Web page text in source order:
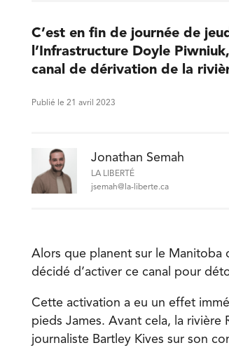
C’est en fin de journée de
l’Infrastructure Doyle
canal de dérivation de la
Publié le 21 avril 2023
Jonathan Semah
LA LIBERTÉ
jsemah@la-liberte.ca
Alors que planent sur le Manitoba
décidé d’activer ce canal pour
Cette activation a eu un effet
pieds James. Avant cela, la
journaliste Bartley Kives sur son